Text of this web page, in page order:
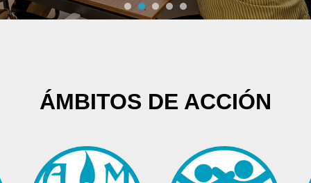
ÁMBITOS DE ACCIÓN